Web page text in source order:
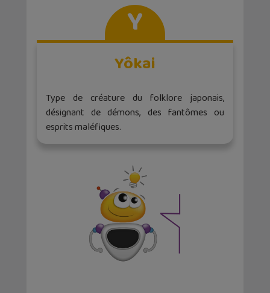
Y
Yôkai
Type de créature du folklore japonais,
désignant de démons, des fantômes ou
esprits maléfiques.